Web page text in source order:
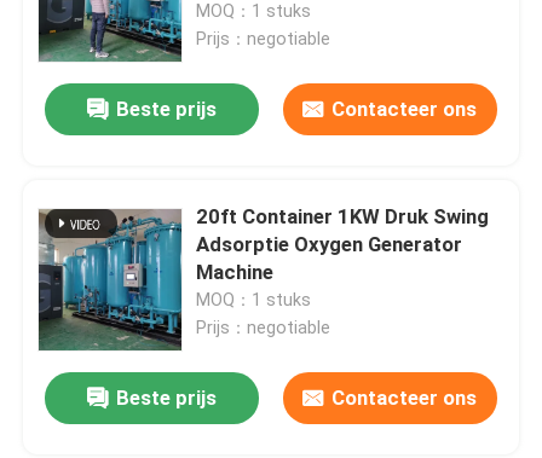
Fabriekstocht
Kwaliteitscontrole
Neem contact met ons op
Nieuws
Vraag een offerte
MOQ：1 stuks
Prijs：negotiable
Beste prijs Contacteer ons
20ft Container 1KW Druk Swing
Adsorptie Oxygen Generator
Machine
MOQ：1 stuks
Prijs：negotiable
Beste prijs Contacteer ons